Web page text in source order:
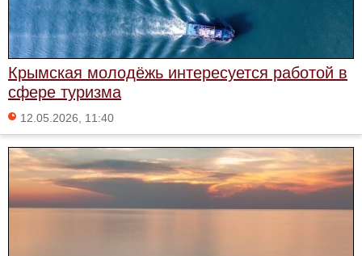
Крымская молодёжь интересуется работой в
сфере туризма
12.05.2026, 11:40